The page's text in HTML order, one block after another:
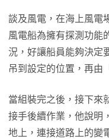
談及風電，在海上風電
風電船為擁有探測功能
況，好讓船員能夠決定
吊到設定的位置，再由
當組裝完之後，接下來
接手後續作業，他說明
地上，連接道路上的變